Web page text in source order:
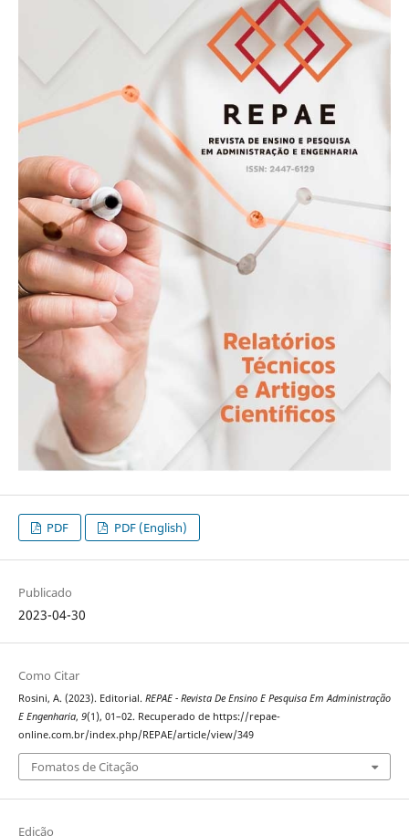
PDF PDF (English)
Publicado
2023-04-30
Como Citar
Rosini, A. (2023). Editorial. REPAE - Revista De Ensino E Pesquisa Em Administração
E Engenharia, 9(1), 01–02. Recuperado de https://repae-
online.com.br/index.php/REPAE/article/view/349
Fomatos de Citação
Edição